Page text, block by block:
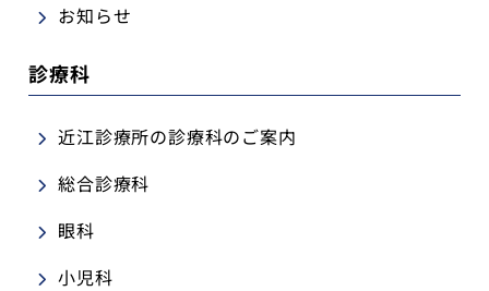
お知らせ
診療科
近江診療所の診療科のご案内
総合診療科
眼科
小児科